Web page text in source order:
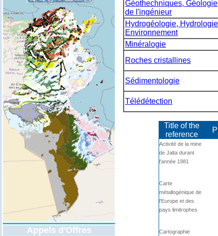
Appels d'Offres
Géothechniques, Géologie
de l'ingénieur
Hydrogéologie,
Environnement
Minéralogie
Roches cristallines
Sédimentologie
Télédétection
Title of the
reference
Activité de la mine
de Jalta durant
l'année 1981
Carte
métallogénique de
l'Europe et des
pays limitrophes
Cartographie